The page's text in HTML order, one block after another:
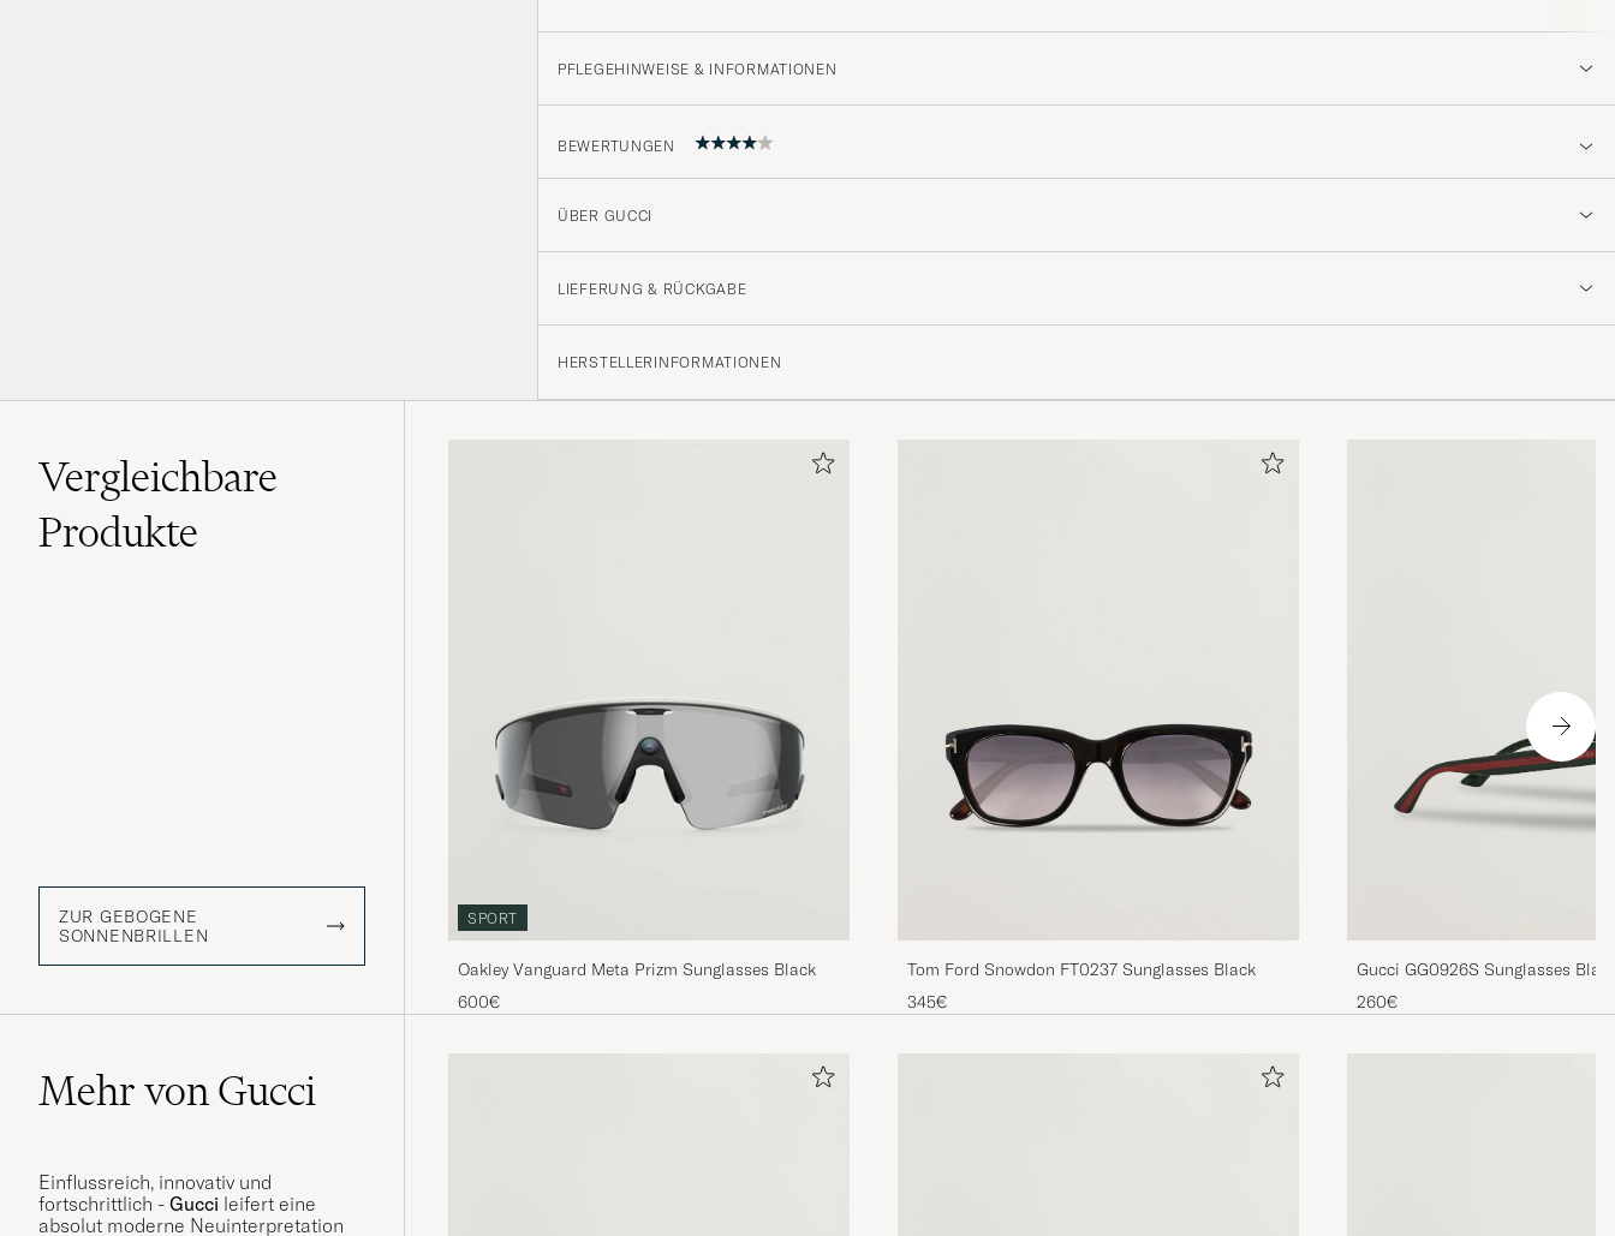
PFLEGEHINWEISE & INFORMATIONEN
BEWERTUNGEN
4
ÜBER GUCCI
LIEFERUNG & RÜCKGABE
HERSTELLERINFORMATIONEN
Vergleichbare
Produkte
ZUR GEBOGENE
SONNENBRILLEN
SPORT
Oakley Vanguard Meta Prizm Sunglasses Black
600€
Tom Ford Snowdon FT0237 Sunglasses Black
345€
Gucci GG0926S Sunglasses
260€
Mehr von Gucci
Einflussreich, innovativ und
fortschrittlich - Gucci leifert eine
absolut moderne Neuinterpretation